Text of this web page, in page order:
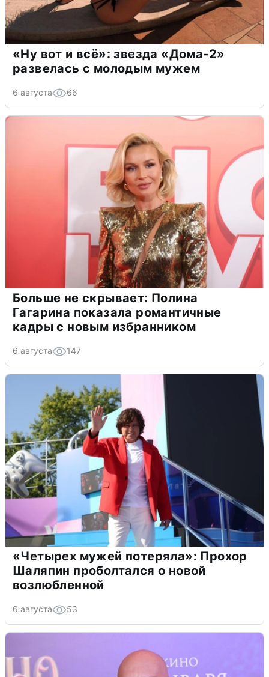
«Ну вот и всё»: звезда «Дома-2»
развелась с молодым мужем
6 августа 66
Больше не скрывает: Полина
Гагарина показала романтичные
кадры с новым избранником
6 августа 147
«Четырех мужей потеряла»: Прохор
Шаляпин проболтался о новой
возлюбленной
6 августа 53